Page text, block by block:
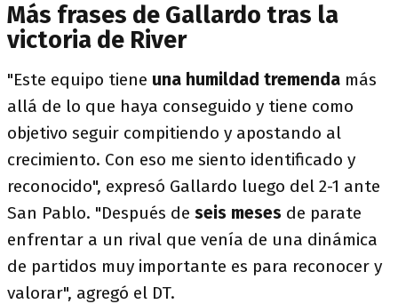
Más frases de Gallardo tras la
victoria de River
"Este equipo tiene una humildad tremenda más
allá de lo que haya conseguido y tiene como
objetivo seguir compitiendo y apostando al
crecimiento. Con eso me siento identificado y
reconocido", expresó Gallardo luego del 2-1 ante
San Pablo. "Después de seis meses de parate
enfrentar a un rival que venía de una dinámica
de partidos muy importante es para reconocer y
valorar", agregó el DT.